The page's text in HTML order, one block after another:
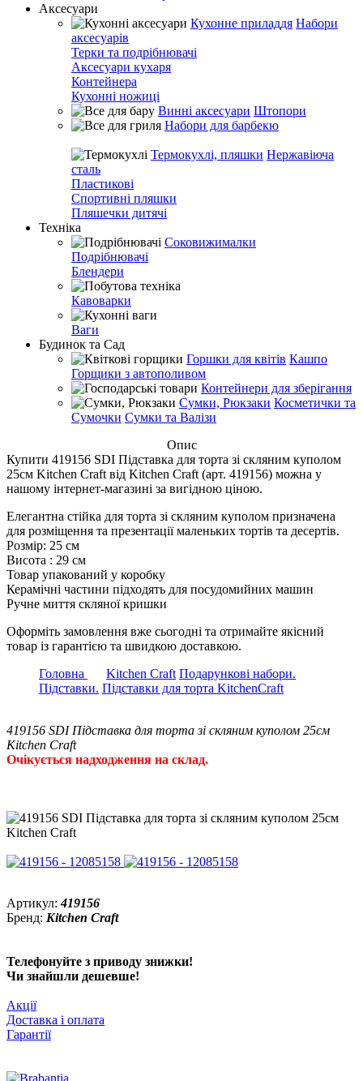
Аксесуари
Кухонне приладдя Набори
аксесуарів
Терки та подрібнювачі
Аксесуари кухаря
Контейнера
Кухонні ножиці
Винні аксесуари Штопори
Набори для барбекю
Термокухлі, пляшки Нержавіюча
сталь
Пластикові
Спортивні пляшки
Пляшечки дитячі
Техніка
Соковижималки
Подрібнювачі
Блендери
Кавоварки
Ваги
Будинок та Сад
Горшки для квітів Кашпо
Горщики з автополивом
Контейнери для зберігання
Сумки, Рюкзаки Косметички та
Сумочки Сумки та Валізи
Опис
Купити 419156 SDI Підставка для торта зі скляним куполом
25см Kitchen Craft від Kitchen Craft (арт. 419156) можна у
нашому інтернет-магазині за вигідною ціною.
Елегантна стійка для торта зі скляним куполом призначена
для розміщення та презентації маленьких тортів та десертів.
Розмір: 25 см
Висота : 29 см
Товар упакований у коробку
Керамічні частини підходять для посудомийних машин
Ручне миття скляної кришки
Оформіть замовлення вже сьогодні та отримайте якісний
товар із гарантією та швидкою доставкою.
Головна
Kitchen Craft Подарункові набори.
Підставки. Підставки для торта KitchenCraft
419156 SDI Підставка для торта зі скляним куполом 25см
Kitchen Craft
Очікується надходження на склад.
Артикул:419156
Бренд: Kitchen Craft
Телефонуйте з приводу знижки!
Чи знайшли дешевше!
Акції
Доставка і оплата
Гарантії